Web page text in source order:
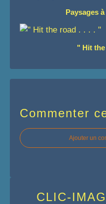
Paysages
" Hit
Commenter
Ajouter un
CLIC-